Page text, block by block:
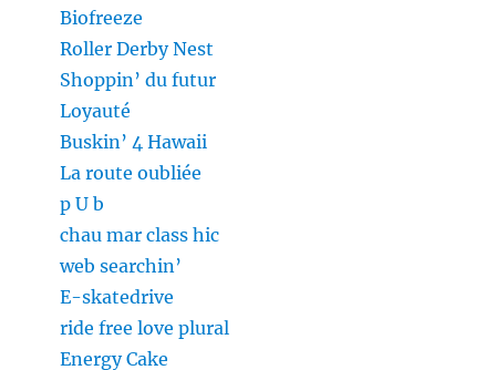
Biofreeze
Roller Derby Nest
Shoppin’ du futur
Loyauté
Buskin’ 4 Hawaii
La route oubliée
p U b
chau mar class hic
web searchin’
E-skatedrive
ride free love plural
Energy Cake